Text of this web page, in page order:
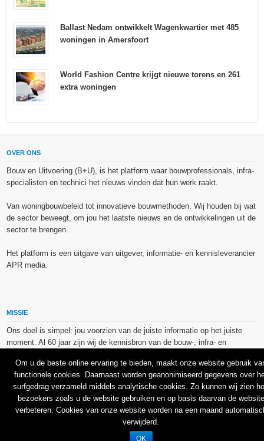
Ballast Nedam ontwikkelt Wagenkwartier met 485
woningen in Amersfoort
World Fashion Centre krijgt nieuwe torens en 261
extra woningen
OVER ONS
Bouw en Uitvoering (B+U), is het platform waar bouwprofessionals, infra-
specialisten en technici het nieuws vinden dat hun werk raakt.
Van woningbouwbeleid tot innovatieve bouwmethoden. Wij houden bij wat
de sector beweegt, om jou het laatste nieuws en de ontwikkelingen uit de
sector te brengen.
Het platform is een uitgave van uitgever, informatie- en kennisleverancier
APR media.
MISSIE
Ons doel is simpel: jou voorzien van de juiste informatie op het juiste
moment. Al 60 jaar zijn wij de kennisbron van de bouw-, infra- en
De op dit platform gebruikte afbeeldingen, illustraties en foto’s zijn ofwel
vrij van rechten verkregen via de bron van het betreffende bericht, of
binnen de aan APR media (groep) of BU media verschafte licentie(s) en
de daarmee verkregen rechten aangekocht bij Shutterstock en/of 123RF.
Om u de beste online ervaring te bieden, maakt onze website gebruik
functionele cookies. Daarnaast worden geanonimiseerd gegevens over
surfgedrag verzameld middels analytische cookies. Zo kunnen wij zien
bezoekers zoals u de website gebruiken en op basis daarvan de website
verbeteren. Cookies van onze website worden na een maand
verwijderd.
OK